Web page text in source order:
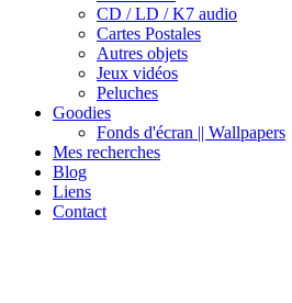
CD / LD / K7 audio
Cartes Postales
Autres objets
Jeux vidéos
Peluches
Goodies
Fonds d'écran || Wallpapers
Mes recherches
Blog
Liens
Contact